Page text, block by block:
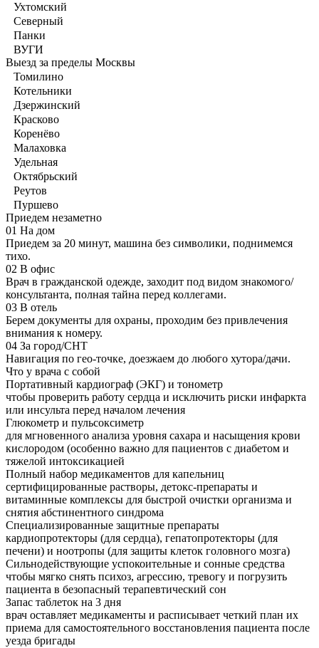
Ухтомский
Северный
Панки
ВУГИ
Выезд за пределы Москвы
Томилино
Котельники
Дзержинский
Красково
Коренёво
Малаховка
Удельная
Октябрьский
Реутов
Пуршево
Приедем незаметно
01 На дом
Приедем за 20 минут, машина без символики, поднимемся
тихо.
02 В офис
Врач в гражданской одежде, заходит под видом знакомого/
консультанта, полная тайна перед коллегами.
03 В отель
Берем документы для охраны, проходим без привлечения
внимания к номеру.
04 За город/СНТ
Навигация по гео-точке, доезжаем до любого хутора/дачи.
Что у врача с собой
Портативный кардиограф (ЭКГ) и тонометр
чтобы проверить работу сердца и исключить риски инфаркта
или инсульта перед началом лечения
Глюкометр и пульсоксиметр
для мгновенного анализа уровня сахара и насыщения крови
кислородом (особенно важно для пациентов с диабетом и
тяжелой интоксикацией
Полный набор медикаментов для капельниц
сертифицированные растворы, детокс-препараты и
витаминные комплексы для быстрой очистки организма и
снятия абстинентного синдрома
Специализированные защитные препараты
кардиопротекторы (для сердца), гепатопротекторы (для
печени) и ноотропы (для защиты клеток головного мозга)
Сильнодействующие успокоительные и сонные средства
чтобы мягко снять психоз, агрессию, тревогу и погрузить
пациента в безопасный терапевтический сон
Запас таблеток на 3 дня
врач оставляет медикаменты и расписывает четкий план их
приема для самостоятельного восстановления пациента после
уезда бригады